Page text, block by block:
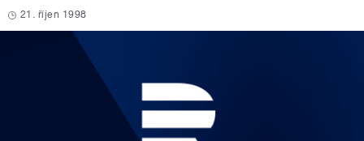
21. říjen 1998